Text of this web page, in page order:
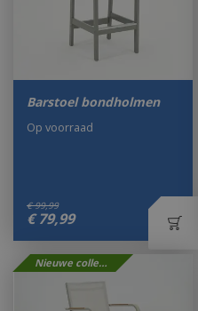
Barstoel bondholmen
€ 99,99
€ 79,99
Op voorraad
Nieuwe collectie